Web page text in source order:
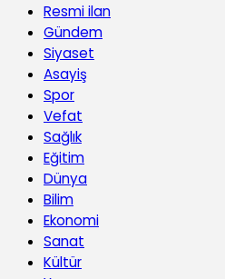
Resmi ilan
Gündem
Siyaset
Asayiş
Spor
Vefat
Sağlık
Eğitim
Dünya
Bilim
Ekonomi
Sanat
Kültür